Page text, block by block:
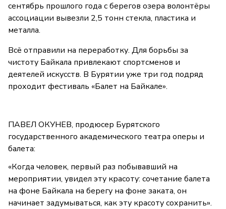
сентябрь прошлого года с берегов озера волонтёры
ассоциации вывезли 2,5 тонн стекла, пластика и
металла.
Всё отправили на переработку. Для борьбы за
чистоту Байкала привлекают спортсменов и
деятелей искусств. В Бурятии уже три год подряд
проходит фестиваль «Балет на Байкале».
ПАВЕЛ ОКУНЕВ, продюсер Бурятского
государственного академического театра оперы и
балета:
«Когда человек, первый раз побывавший на
мероприятии, увидел эту красоту: сочетание балета
на фоне Байкала на берегу на фоне заката, он
начинает задумываться, как эту красоту сохранить».